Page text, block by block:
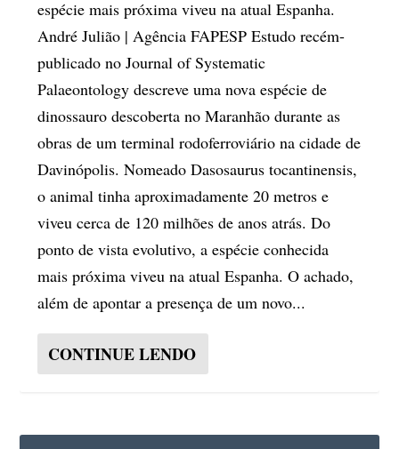
espécie mais próxima viveu na atual Espanha.
André Julião | Agência FAPESP Estudo recém-
publicado no Journal of Systematic
Palaeontology descreve uma nova espécie de
dinossauro descoberta no Maranhão durante as
obras de um terminal rodoferroviário na cidade de
Davinópolis. Nomeado Dasosaurus tocantinensis,
o animal tinha aproximadamente 20 metros e
viveu cerca de 120 milhões de anos atrás. Do
ponto de vista evolutivo, a espécie conhecida
mais próxima viveu na atual Espanha. O achado,
além de apontar a presença de um novo...
CONTINUE LENDO